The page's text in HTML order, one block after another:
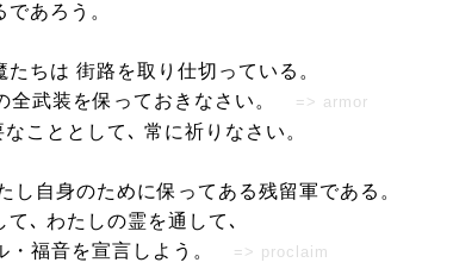
あろう。
ちは 街路を取り仕切っている。
全武装を保っておきなさい。
=> armor
こととして､ 常に祈りなさい。
し自身のために保ってある残留軍である。
て､ わたしの霊を通して､
・福音を宣言しよう。 => proclaim